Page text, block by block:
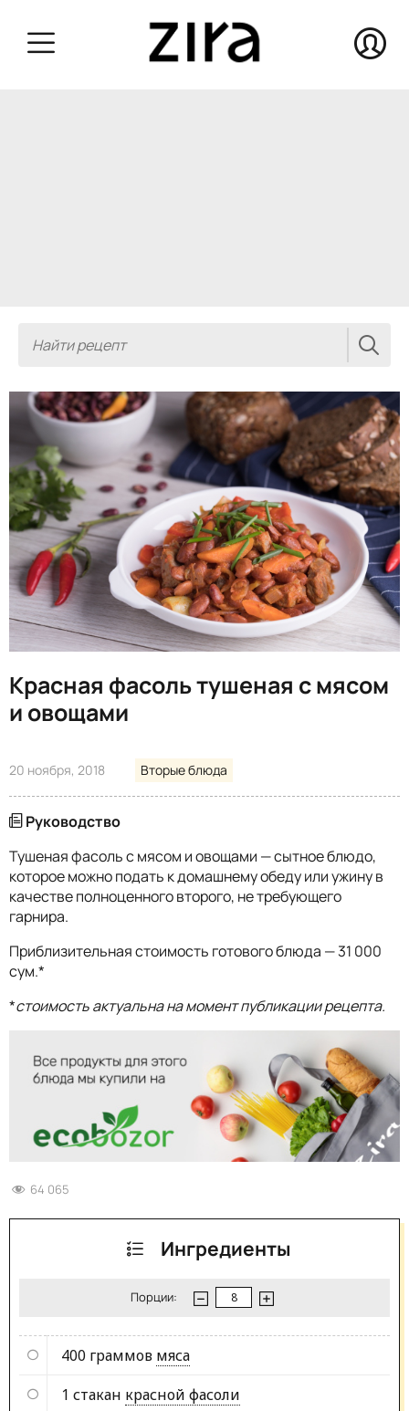
Красная фасоль тушеная с мясом
и овощами
20 ноября, 2018 Вторые блюда
Руководство
Тушеная фасоль с мясом и овощами — сытное блюдо,
которое можно подать к домашнему обеду или ужину в
качестве полноценного второго, не требующего
гарнира.
Приблизительная стоимость готового блюда — 31 000
сум.*
*стоимость актуальна на момент публикации рецепта.
64 065
Ингредиенты
Порции:
400 граммов мяса
1 стакан красной фасоли